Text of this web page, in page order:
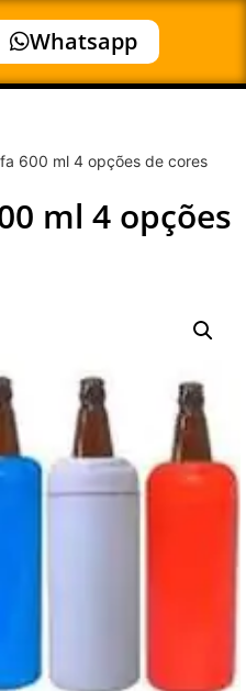
Whatsapp
600 ml 4 opções de cores
ml 4 opções